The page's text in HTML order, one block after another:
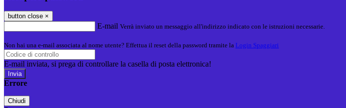
button close ×
E-mail Verrà inviato un messaggio all'indirizzo indicato con le istruzioni necessarie.
Non hai una e-mail associata al nome utente? Effettua il reset della password tramite la Login Spaggiari
E-mail inviata, si prega di controllare la casella di posta elettronica!
Errore
Chiudi